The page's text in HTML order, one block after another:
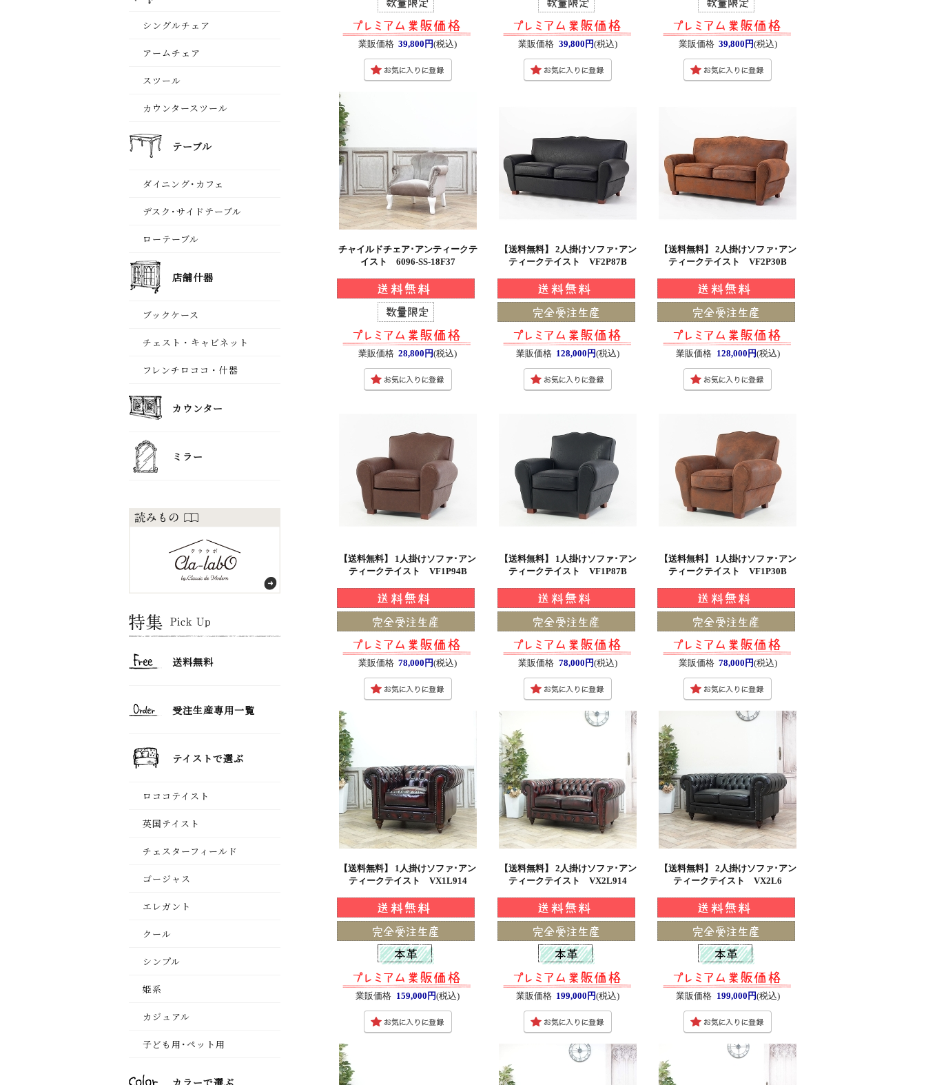
業販価格 39,800円(税込) 業販価格 39,800円(税込) 業販価格 39,800円(税込)
チャイルドチェア･アンティークテ
イスト 6096-SS-18F37
業販価格 28,800円(税込)
【送料無料】 2人掛けソファ･アン
ティークテイスト VF2P87B
業販価格 128,000円(税込)
【送料無料】 2人掛けソファ･アン
ティークテイスト VF2P30B
業販価格 128,000円(税込)
【送料無料】 1人掛けソファ･アン
ティークテイスト VF1P94B
業販価格 78,000円(税込)
【送料無料】 1人掛けソファ･アン
ティークテイスト VF1P87B
業販価格 78,000円(税込)
【送料無料】 1人掛けソファ･アン
ティークテイスト VF1P30B
業販価格 78,000円(税込)
【送料無料】 1人掛けソファ･アン
ティークテイスト VX1L914
業販価格 159,000円(税込)
【送料無料】 2人掛けソファ･アン
ティークテイスト VX2L914
業販価格 199,000円(税込)
【送料無料】 2人掛けソファ･アン
ティークテイスト VX2L6
業販価格 199,000円(税込)